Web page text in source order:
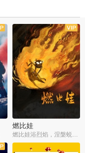
燃比娃
燃比娃浴烈焰，涅槃蜕变成人